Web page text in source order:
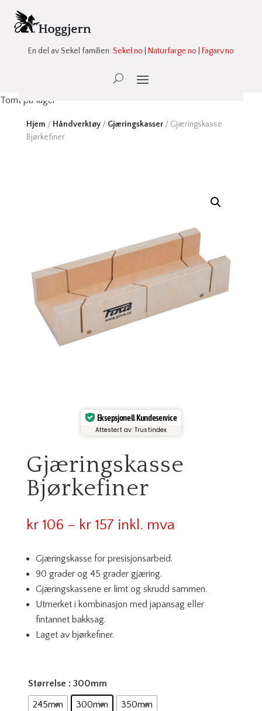
En del av Sekel familien:Sekel.no Naturfarge.no Fagarv.no
Ønskeliste -
Tomt på lager
Hjem / Håndverktøy/ Gjæringskasser/ Gjæringskasse
Bjørkefiner
Eksepsjonell Kundeservice
Attestert av: Trustindex
Gjæringskasse
Bjørkefiner
kr106 – kr157Prisområde:
til
kr 157
inkl. mva
Gjæringskasse for presisjonsarbeid.
90 grader og 45 grader gjæring.
Gjæringskassene er limt og skrudd sammen.
Utmerket i kombinasjon med japansag eller
fintannet bakksag.
Laget av bjørkefiner.
Størrelse : 300mm
245mm
300mm 350mm